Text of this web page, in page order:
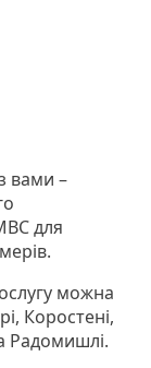
вами –
для
можна
Коростені,
Радомишлі.